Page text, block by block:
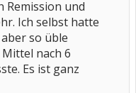
Remission und
Ich selbst hatte
so üble
nach 6
Es ist ganz